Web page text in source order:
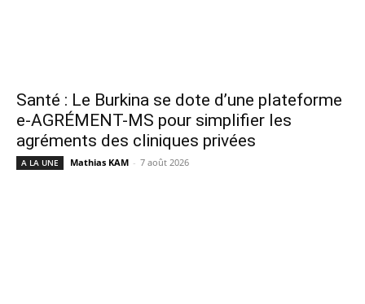
Santé : Le Burkina se dote d’une plateforme
e-AGRÉMENT-MS pour simplifier les
agréments des cliniques privées
A LA UNE Mathias KAM - 7 août 2026